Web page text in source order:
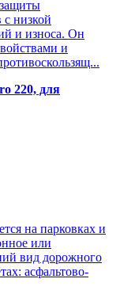
с низкой
и износа. Он
и
220, для
на парковках и
или
вид дорожного
асфальтово-